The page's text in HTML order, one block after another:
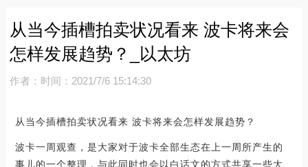
从当今插槽拍卖状况看来 波卡将来会
怎样发展趋势？_以太坊
作者： 时间：2021/7/6 15:14:30
从当今插槽拍卖状况看来 波卡将来会怎样发展趋势？
波卡一周观查，是大家对于波卡全部生态在上一周所产生的
事儿的一个整理，与此同时也会以白话文的方式共享一些大